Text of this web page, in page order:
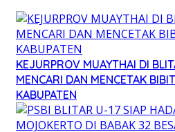
KEJURPROV MUAYTHAI DI
MENCARI DAN MENCETAK
KABUPATEN